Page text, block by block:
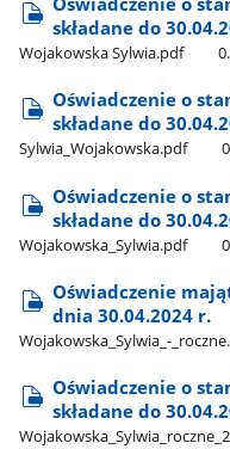
składane do
Wojakowska Sylwia.pdf
Oświadczenie o
składane do
Sylwia​_Wojakowska.pdf
Oświadczenie o
składane do
Wojakowska​_Sylwia.pdf
Oświadczenie
dnia 30.04.2024 r.
Wojakowska​_Sylwia​_-​
Oświadczenie o
składane do